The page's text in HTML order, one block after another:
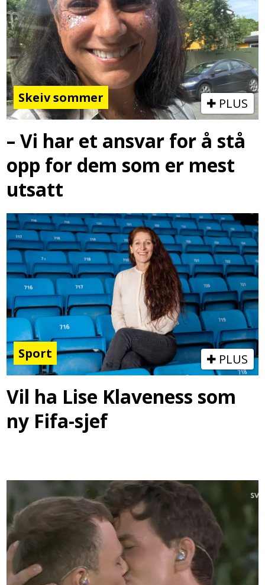
Skeiv sommer PLUS
– Vi har et ansvar for å stå
opp for dem som er mest
utsatt
Sport PLUS
Vil ha Lise Klaveness som
ny Fifa-sjef